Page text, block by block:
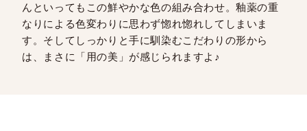
んといってもこの鮮やかな色の組み合わせ。釉薬の重
なりによる色変わりに思わず惚れ惚れしてしまいま
す。そしてしっかりと手に馴染むこだわりの形から
は、まさに「用の美」が感じられますよ♪